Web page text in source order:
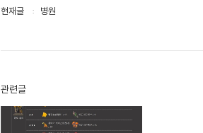
현재글 병원
관련글